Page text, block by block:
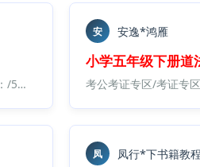
：/5年级 （课件教案）/新版道法五
安 安逸*鸿雁
小学五年级下册道
凤 凤行*下书籍教程